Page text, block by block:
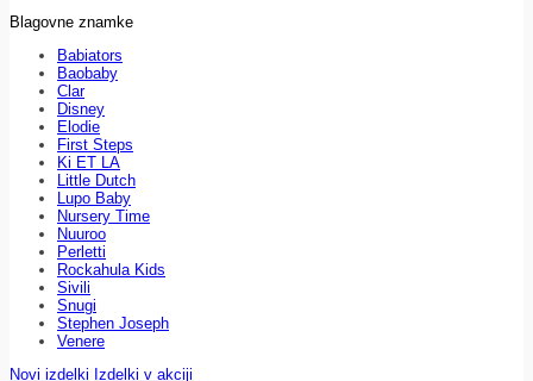
Blagovne znamke
Babiators
Baobaby
Clar
Disney
Elodie
First Steps
Ki ET LA
Little Dutch
Lupo Baby
Nursery Time
Nuuroo
Perletti
Rockahula Kids
Sivili
Snugi
Stephen Joseph
Venere
Novi izdelki Izdelki v akciji